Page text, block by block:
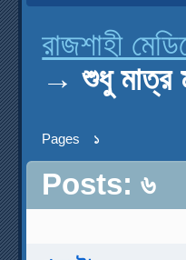
রাজশাহী
→শুধু মাত্র
Pages ১
Posts: ৬